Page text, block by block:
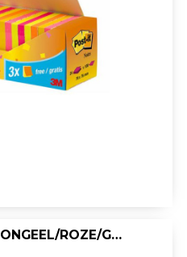
NOTITIEBLOK 38X51 NEONGEEL/ROZE/GROEN/P3